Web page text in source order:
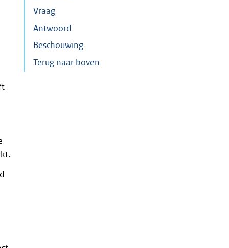
Vraag
Antwoord
Beschouwing
Terug naar boven